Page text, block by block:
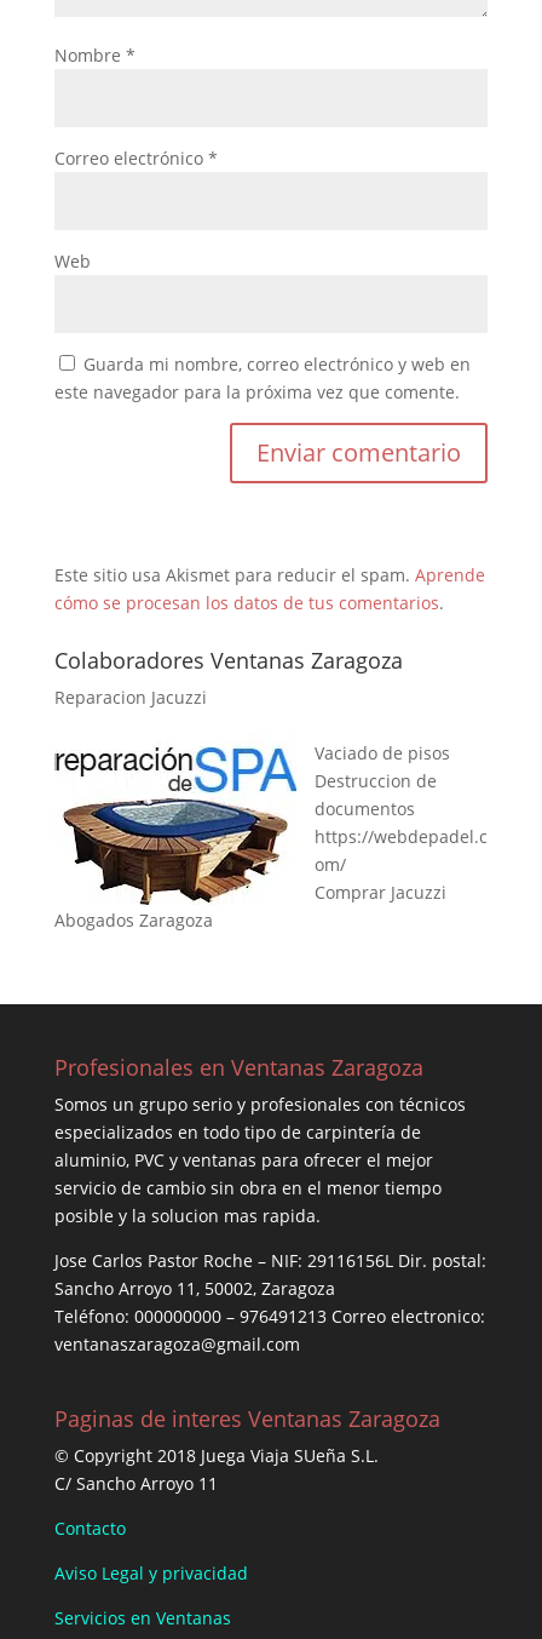
Nombre *
Correo electrónico *
Web
Guarda mi nombre, correo electrónico y web en
este navegador para la próxima vez que comente.
Este sitio usa Akismet para reducir el spam. Aprende
cómo se procesan los datos de tus comentarios.
Colaboradores Ventanas Zaragoza
Reparacion Jacuzzi
Vaciado de pisos
Destruccion de
documentos
https://webdepadel.c
om/
Comprar Jacuzzi
Abogados Zaragoza
Profesionales en Ventanas Zaragoza
Somos un grupo serio y profesionales con técnicos
especializados en todo tipo de carpintería de
aluminio, PVC y ventanas para ofrecer el mejor
servicio de cambio sin obra en el menor tiempo
posible y la solucion mas rapida.
Jose Carlos Pastor Roche – NIF: 29116156L Dir. postal:
Sancho Arroyo 11, 50002, Zaragoza
Teléfono: 000000000 – 976491213 Correo electronico:
ventanaszaragoza@gmail.com
Paginas de interes Ventanas Zaragoza
© Copyright 2018 Juega Viaja SUeña S.L.
C/ Sancho Arroyo 11
Contacto
Aviso Legal y privacidad
Servicios en Ventanas